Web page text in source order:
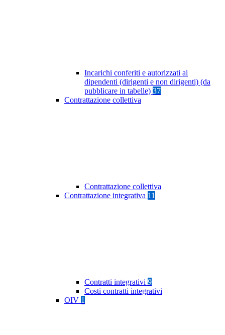
Incarichi conferiti e autorizzati ai
dipendenti (dirigenti e non dirigenti) (da
pubblicare in tabelle) 37
Contrattazione collettiva
Contrattazione collettiva
Contrattazione integrativa 11
Contratti integrativi 9
Costi contratti integrativi
OIV 1